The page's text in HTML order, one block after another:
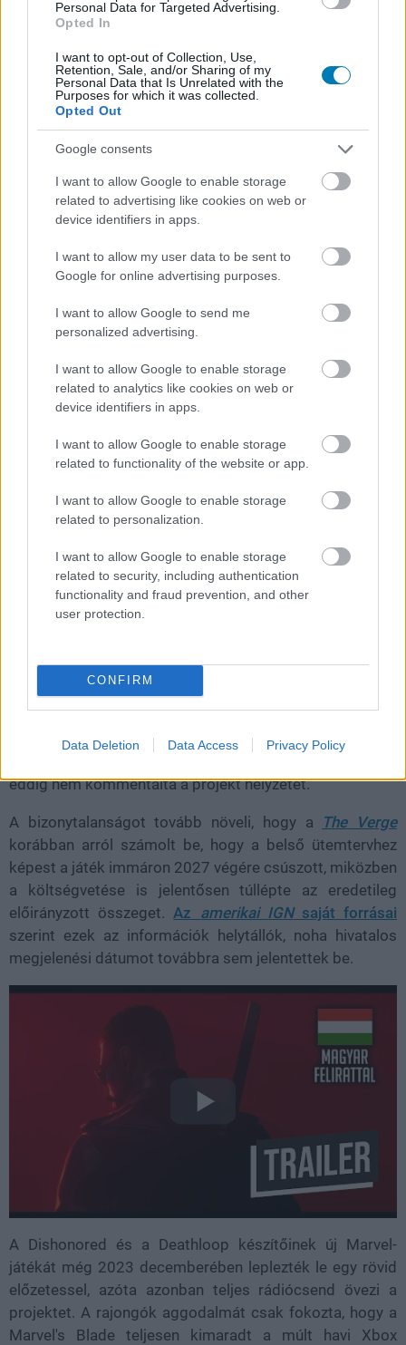
Personal Data for Targeted Advertising.
Opted In
I want to opt-out of Collection, Use,
Retention, Sale, and/or Sharing of my
Personal Data that Is Unrelated with the
Purposes for which it was collected.
Opted Out
Google consents
I want to allow Google to enable storage
related to advertising like cookies on web or
device identifiers in apps.
I want to allow my user data to be sent to
Google for online advertising purposes.
I want to allow Google to send me
personalized advertising.
I want to allow Google to enable storage
related to analytics like cookies on web or
device identifiers in apps.
I want to allow Google to enable storage
related to functionality of the website or app.
I want to allow Google to enable storage
related to personalization.
I want to allow Google to enable storage
related to security, including authentication
functionality and fraud prevention, and other
user protection.
CONFIRM
Data Deletion Data Access Privacy Policy
Chavalier | 2026 július 7. 10:29
Bizonytalan az Arkane Lyon jövője, csakúgy,
mint a Marvel's Blade helyzete.
Unmute
Miközben két hullámban 3200 dolgozó elbocsátását
jelentette be az Xbox,négy stúdiójától is megválik
Compulsion Games és a Double Fine
függetlenként
folytatja, a Ninja Theory és az Undead Labs pedig a
ötödik formáció, amelynek szintén kifelé áll a szekere
rúdja, ám egyelőre még nem tudni, hogy mi lesz a sorsa.
Nem másról van szó, mint az Arkane Lyonról, amely
jelenleg a Marvel's Blade-en dolgozik.
küldött belső levélben megerősítette, hogy a francia
stúdió vezetése megkezdte a jogszabályok által előírt
egyeztetéseket az üzemi tanáccsal a lehetséges
stratégiai opciókról. Ez a gyakorlatban értékesítést,
francia munkajogi szabályozás miatt azonban a folyamat
várhatóan hosszabb időt vesz igénybe.
Ezzel együtt a Marvel's Blade jövője is teljesen nyitottá
vált. Egyelőre nem tudni, hogy a játék változatlan
formában elkészül-e, átkerülhet-e másik
fejlesztőcsapathoz, vagy az Arkane Lyon új tulajdonos
eddig nem kommentálta a projekt helyzetét.
A bizonytalanságot tovább növeli, hogy a
The Verge
korábban arról számolt be, hogy a belső ütemtervhez
képest a játék immáron 2027 végére csúszott, miközben
a költségvetése is jelentősen túllépte az eredetileg
előirányzott összeget. Az amerikai IGNsaját forrásai
szerint ezek az információk helytállók, noha hivatalos
megjelenési dátumot továbbra sem jelentettek be.
A Dishonored és a Deathloop készítőinek új Marvel-
játékát még 2023 decemberében leplezték le egy rövid
előzetessel, azóta azonban teljes rádiócsend övezi a
projektet. A rajongók aggodalmát csak fokozta, hogy a
Marvel's Blade teljesen kimaradt a múlt havi Xbox